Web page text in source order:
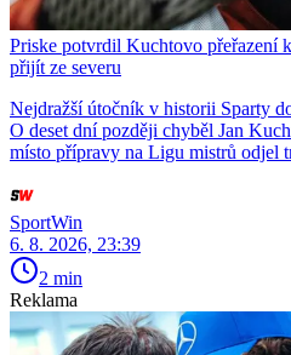
Priske potvrdil Kuchtovo přeřazení
přijít ze severu
Nejdražší útočník v historii Sparty
O deset dní později chyběl Jan
místo přípravy na Ligu mistrů odjel
SportWin
6. 8. 2026, 23:39
2 min
Reklama